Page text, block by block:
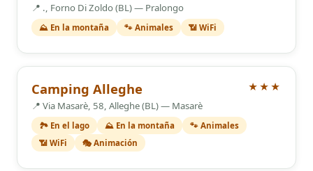
📍 ., Forno Di Zoldo (BL) — Pralongo
⛰️ En la montaña 🐾 Animales 📶 WiFi
Camping Alleghe ★★★
3 Estrellas
📍 Via Masarè, 58, Alleghe (BL) — Masarè
🏞️ En el lago ⛰️ En la montaña
🐾 Animales
📶 WiFi
🎭 Animación